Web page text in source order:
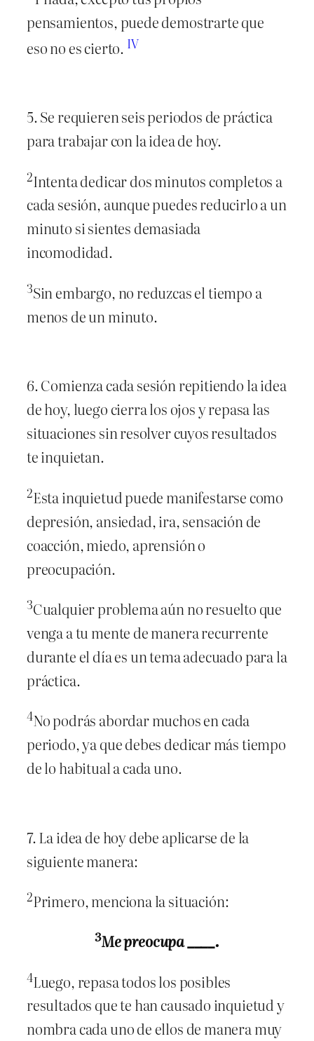
pensamientos, puede demostrarte que
eso no es cierto. IV
5. Se requieren seis periodos de práctica
para trabajar con la idea de hoy.
2Intenta dedicar dos minutos completos a
cada sesión, aunque puedes reducirlo a un
minuto si sientes demasiada
incomodidad.
3Sin embargo, no reduzcas el tiempo a
menos de un minuto.
6. Comienza cada sesión repitiendo la idea
de hoy, luego cierra los ojos y repasa las
situaciones sin resolver cuyos resultados
te inquietan.
2Esta inquietud puede manifestarse como
depresión, ansiedad, ira, sensación de
coacción, miedo, aprensión o
preocupación.
3Cualquier problema aún no resuelto que
venga a tu mente de manera recurrente
durante el día es un tema adecuado para la
práctica.
4No podrás abordar muchos en cada
periodo, ya que debes dedicar más tiempo
de lo habitual a cada uno.
7. La idea de hoy debe aplicarse de la
siguiente manera:
2Primero, menciona la situación:
3Me preocupa ____.
4Luego, repasa todos los posibles
resultados que te han causado inquietud y
nombra cada uno de ellos de manera muy